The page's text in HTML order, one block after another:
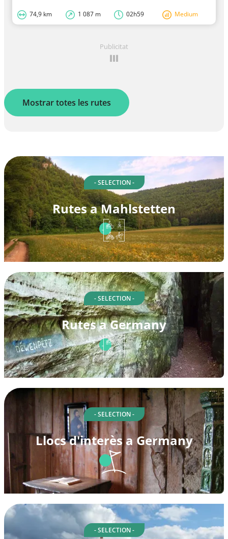
74,9 km 1 087 m 02h59 Medium
Publicitat
Mostrar totes les rutes
- SELECTION -
Rutes a Mahlstetten
- SELECTION -
Rutes a Germany
- SELECTION -
Llocs d'interès a Germany
- SELECTION -